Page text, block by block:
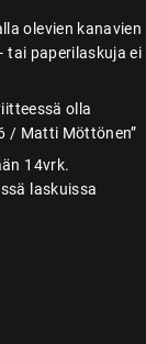
olevien kanavien
tai paperilaskuja ei
olla
/ Matti Möttönen”
14vrk.
laskuissa